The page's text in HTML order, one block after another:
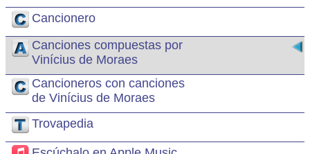
Cancionero
Canciones compuestas por
Vinícius de Moraes
Cancioneros con canciones
de Vinícius de Moraes
Trovapedia